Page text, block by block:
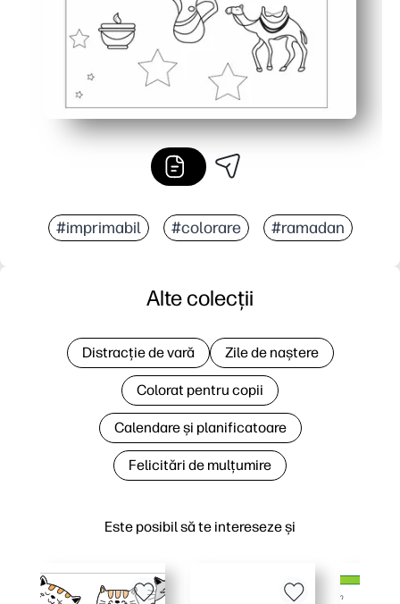
#imprimabil #colorare #ramadan
Este posibil să te intereseze și
Alte colecții
Distracție de vară Zile de naștere
Colorat pentru copii
Calendare și planificatoare
Felicitări de mulțumire